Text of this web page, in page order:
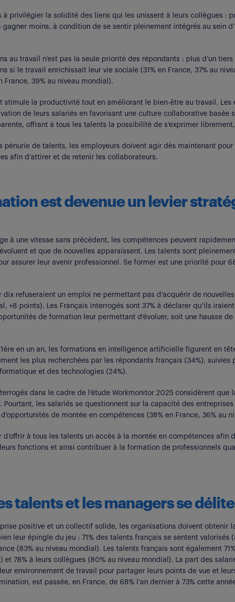
privilégier la solidité des liens qui les unissent à leurs collègues :
gagner moins, à condition de se sentir pleinement intégrés au sein
au travail n’est pas la seule priorité des répondants : plus d’un
si le travail enrichissait leur vie sociale (31% en France, 37% au
France, 39% au niveau mondial).
stimule la productivité tout en améliorant le bien-être au travail. Les
de leurs salariés en favorisant une culture collaborative basée
offrant à tous les talents la possibilité de s’exprimer
pénurie de talents, les employeurs doivent agir dès maintenant
afin d’attirer et de retenir les collaborateurs.
est devenue un levier
à une vitesse sans précédent, les compétences peuvent
et que de nouvelles apparaissent. Les talents sont
assurer leur avenir professionnel. Se former est une priorité pour
dix refuseraient un emploi ne permettant pas d’acquérir de
+8 points). Les Français interrogés sont 37% à déclarer qu’ils
de formation leur permettant d’évoluer, soit une hausse de
ère en un an, les formations en intelligence artificielle figurent en
les plus recherchées par les répondants français (34%), suivies
et des technologies (24%).
dans le cadre de l’étude Workmonitor 2025 considèrent que
les salariés se questionnent sur la capacité des
de montée en compétences (38% en France, 36% au
d’offrir à tous les talents un accès à la montée en compétences afin
leurs fonctions et ainsi contribuer à la formation de professionnels
talents et les managers se
positive et un collectif solide, les organisations doivent obtenir
leur épingle du jeu : 71% des talents français se sentent valorisés
(83% au niveau mondial). Les talents français sont également
et 78% à leurs collègues (80% au niveau mondial). La part des
environnement de travail pour partager leurs points de vue et
est passée, en France, de 68% l’an dernier à 73% cette